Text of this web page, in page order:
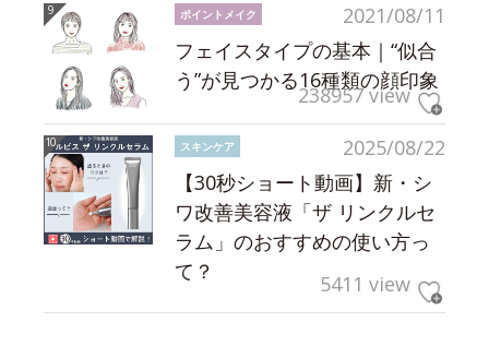
2021/08/11
ポイントメイク
フェイスタイプの基本｜“似合
う”が見つかる16種類の顔印象
238957 view
2025/08/22
スキンケア
【30秒ショート動画】新・シ
ワ改善美容液「ザ リンクルセ
ラム」のおすすめの使い方っ
て？
5411 view